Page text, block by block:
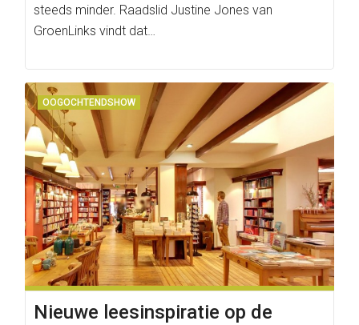
steeds minder. Raadslid Justine Jones van
GroenLinks vindt dat…
OOGOCHTENDSHOW
Nieuwe leesinspiratie op de